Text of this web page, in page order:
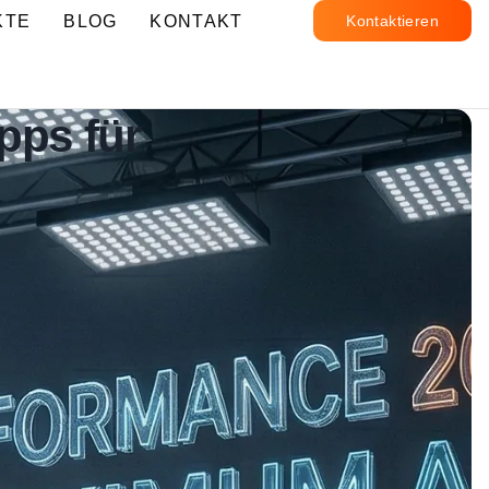
BLOG KONTAKT Kontaktieren
für